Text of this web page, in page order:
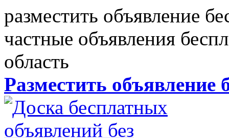
разместить объявление
частные объявления
область
Разместить объявление